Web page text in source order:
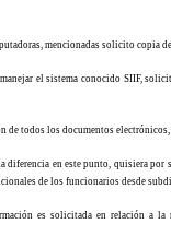
mencionadas solicito copia
el sistema conocido SIIF,
de todos los documentos
diferencia en este punto, quisiera
de los funcionarios desde
es solicitada en relación a